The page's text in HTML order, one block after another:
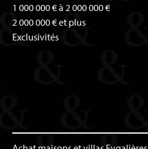
1 000 000 € à 2 000 000 €
2 000 000 € et plus
Exclusivités